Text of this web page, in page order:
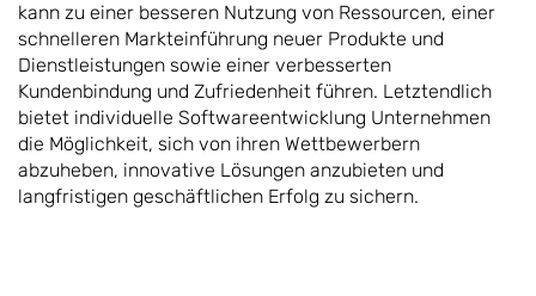
kann zu einer besseren Nutzung von Ressourcen, einer
schnelleren Markteinführung neuer Produkte und
Dienstleistungen sowie einer verbesserten
Kundenbindung und Zufriedenheit führen. Letztendlich
bietet individuelle Softwareentwicklung Unternehmen
die Möglichkeit, sich von ihren Wettbewerbern
abzuheben, innovative Lösungen anzubieten und
langfristigen geschäftlichen Erfolg zu sichern.